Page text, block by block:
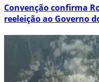
Convenção confirma
reeleição ao Governo